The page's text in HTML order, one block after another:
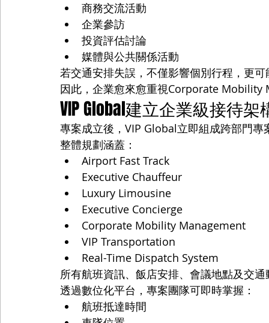
商務交流活動
企業參訪
投資評估討論
媒體與公共關係活動
若交通安排失誤，不僅影響個別行程，更
因此，企業愈來愈重視Corporate Mobility
VIP Global建立企業級接待架
專案成立後，VIP Global立即組成跨部門專
整體規劃涵蓋：
Airport Fast Track
Executive Chauffeur
Luxury Limousine
Executive Concierge
Corporate Mobility Management
VIP Transportation
Real-Time Dispatch System
所有航班資訊、飯店安排、會議地點及交
透過數位化平台，專案團隊可即時掌握：
航班抵達時間